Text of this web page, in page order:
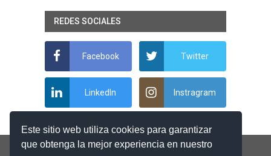
Este sitio web utiliza cookies para garantizar
que obtenga la mejor experiencia en nuestro
REDES SOCIALES
Facebook Twitter
LinkedIn Instragram